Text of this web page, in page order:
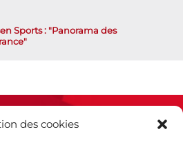
des cookies
Sports : "Panorama des